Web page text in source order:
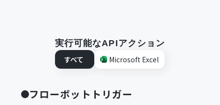
実行可能なAPIアクション
すべて
Microsoft Excel
フローボットトリガー